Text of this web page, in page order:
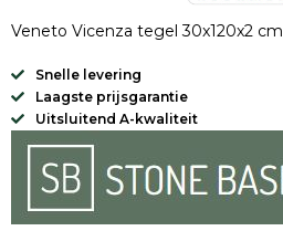
Veneto Vicenza tegel 30x120x2 cm
Snelle levering
Laagste prijsgarantie
Uitsluitend A-kwaliteit